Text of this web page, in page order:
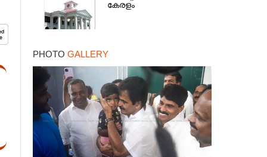
കേരളം
PHOTO GALLERY